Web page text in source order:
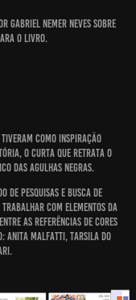
Gabriel Nemer Neves sobre
o livro.
como inspiração
o curta que retrata o
das Agulhas Negras.
pesquisas e busca de
trabalhar com elementos da
as referências de cores
Anita Malfatti, Tarsila do